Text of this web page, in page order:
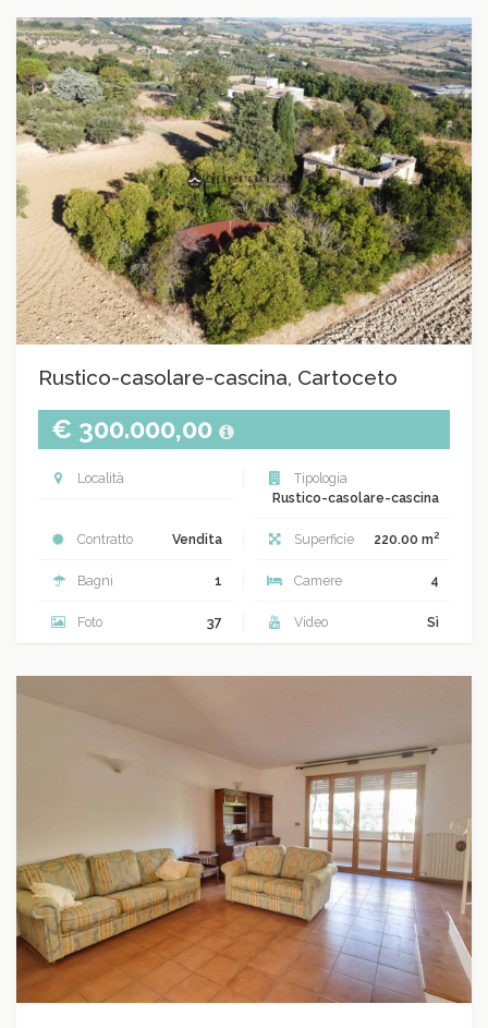
Rustico-casolare-cascina, Cartoceto
€ 300.000,00
Località
Tipologia
Rustico-casolare-cascina
Contratto Vendita Superficie 220.00 m2
Bagni 1 Camere 4
Foto 37 Video Sì